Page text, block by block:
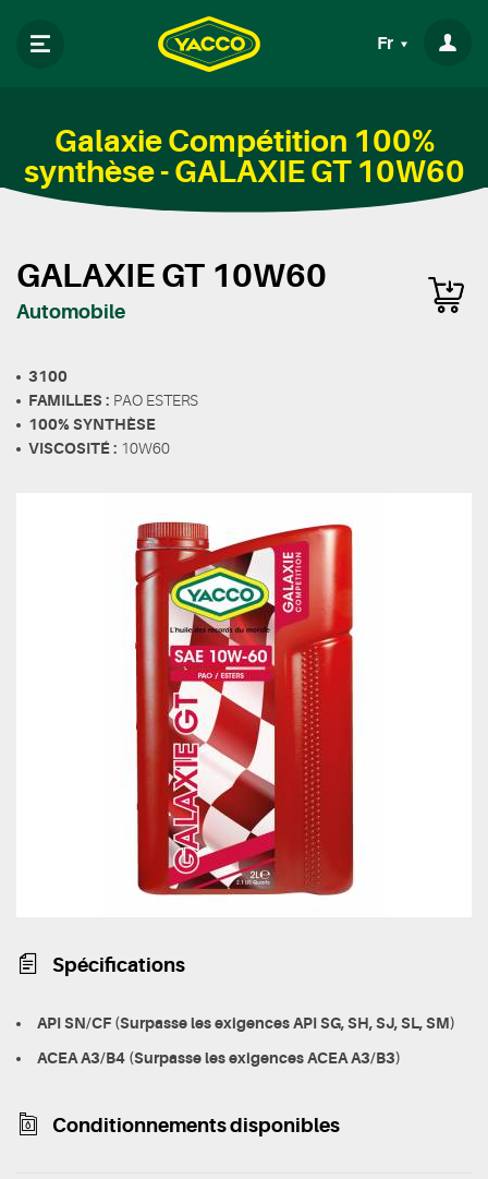
Fr
Galaxie Compétition 100%
synthèse - GALAXIE GT 10W60
GALAXIE GT 10W60
Automobile
3100
FAMILLES : PAO ESTERS
100% SYNTHÈSE
VISCOSITÉ : 10W60
Spécifications
API SN/CF (Surpasse les exigences API SG, SH, SJ, SL, SM)
ACEA A3/B4 (Surpasse les exigences ACEA A3/B3)
Conditionnements disponibles